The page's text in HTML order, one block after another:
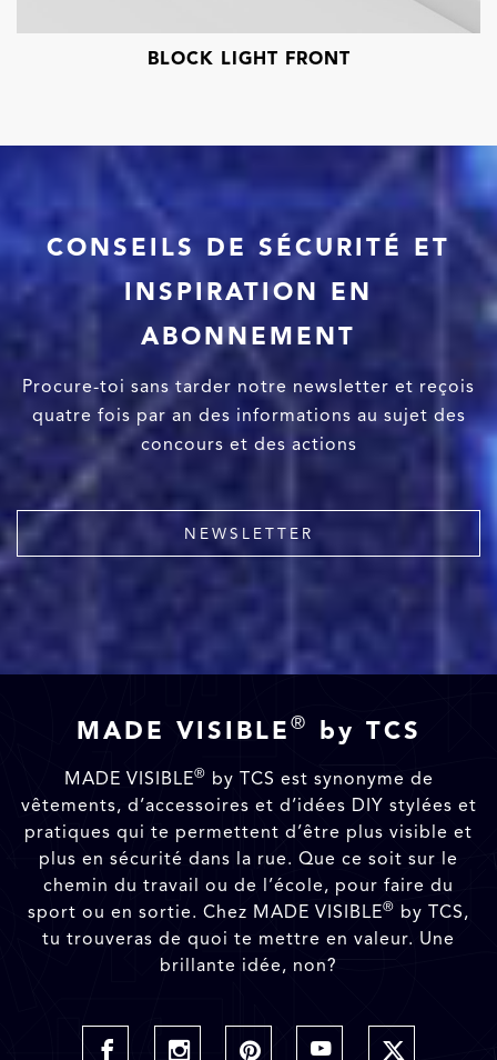
BLOCK LIGHT FRONT
CONSEILS DE SÉCURITÉ ET
INSPIRATION EN
ABONNEMENT
Procure-toi sans tarder notre newsletter et reçois
quatre fois par an des informations au sujet des
concours et des actions
NEWSLETTER
MADE VISIBLE ® by TCS
MADE VISIBLE® by TCS est synonyme de
vêtements, d’accessoires et d’idées DIY stylées et
pratiques qui te permettent d’être plus visible et
plus en sécurité dans la rue. Que ce soit sur le
chemin du travail ou de l’école, pour faire du
sport ou en sortie. Chez MADE VISIBLE® by TCS,
tu trouveras de quoi te mettre en valeur. Une
brillante idée, non?